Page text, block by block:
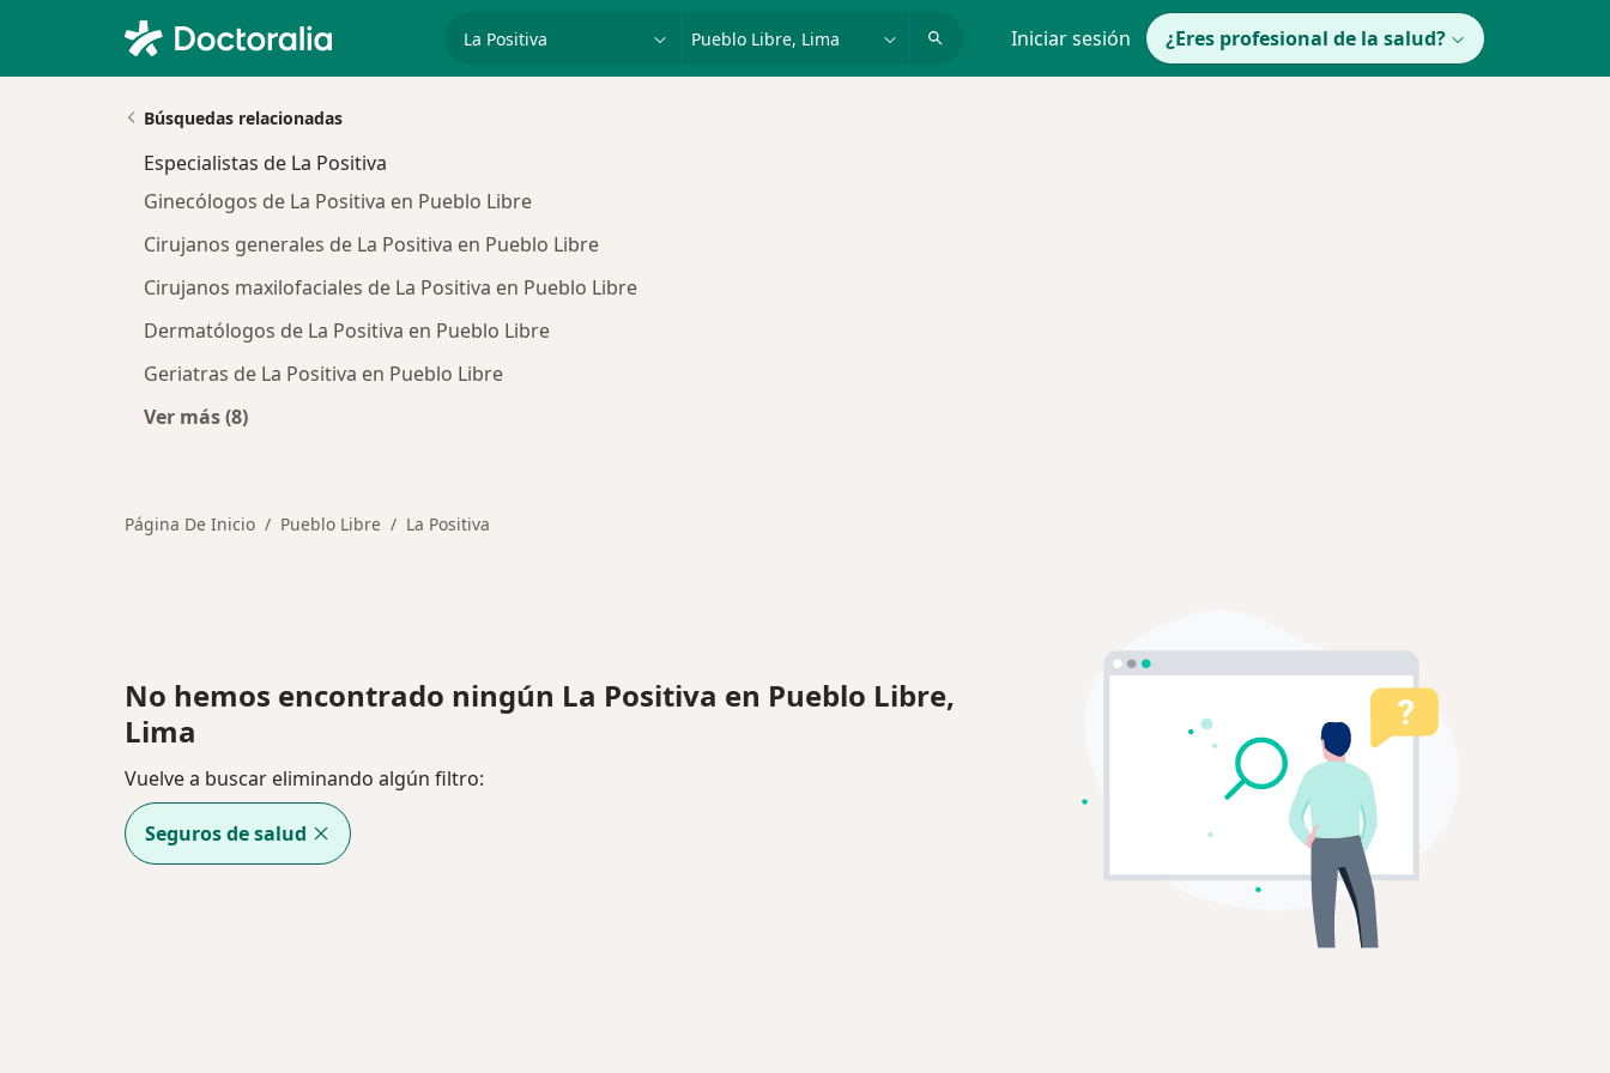
Iniciar sesión ¿Eres profesional de la salud?
Búsquedas relacionadas
Especialistas de La Positiva
Ginecólogos de La Positiva en Pueblo Libre
Cirujanos generales de La Positiva en Pueblo Libre
Cirujanos maxilofaciales de La Positiva en Pueblo Libre
Dermatólogos de La Positiva en Pueblo Libre
Geriatras de La Positiva en Pueblo Libre
Ver más (8)
Página De Inicio Pueblo Libre La Positiva
No hemos encontrado ningún La Positiva en Pueblo Libre,
Lima
Vuelve a buscar eliminando algún filtro:
Seguros de salud